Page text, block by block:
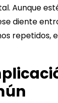
Aunque
diente
repetidos,